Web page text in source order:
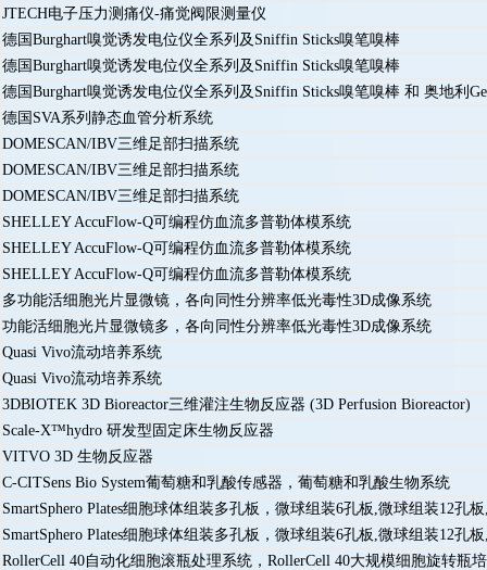
JTECH电子压力测痛仪-痛觉阀限测量仪
德国Burghart嗅觉诱发电位仪全系列及Sniffin Sticks​嗅笔嗅棒
德国Burghart嗅觉诱发电位仪全系列及Sniffin Sticks​嗅笔嗅棒
德国Burghart嗅觉诱发电位仪全系列及Sniffin Sticks​嗅笔嗅棒 和 奥地利
德国SVA系列静态血管分析系统
DOMESCAN/IBV三维足部扫描系统
DOMESCAN/IBV三维足部扫描系统
DOMESCAN/IBV三维足部扫描系统
SHELLEY AccuFlow-Q可编程仿血流多普勒体模系统
SHELLEY AccuFlow-Q可编程仿血流多普勒体模系统
SHELLEY AccuFlow-Q可编程仿血流多普勒体模系统
多功能活细胞光片显微镜，各向同性分辨率低光毒性3D成像系统
功能活细胞光片显微镜多，各向同性分辨率低光毒性3D成像系统
Quasi Vivo流动培养系统
Quasi Vivo流动培养系统
3DBIOTEK 3D Bioreactor三维灌注生物反应器 (3D Perfusion Bioreactor)
Scale-X™hydro 研发型固定床生物反应器
VITVO 3D 生物反应器
C-CITSens Bio System葡萄糖和乳酸传感器，葡萄糖和乳酸生物系统
SmartSphero Plates细胞球体组装多孔板，微球组装6孔板,微球组装12孔
SmartSphero Plates细胞球体组装多孔板，微球组装6孔板,微球组装12孔
RollerCell 40自动化细胞滚瓶处理系统，RollerCell 40大规模细胞旋转瓶